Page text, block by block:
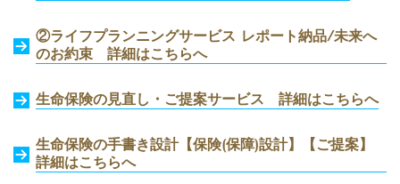
②ライフプランニングサービス レポート納品/未来へ
のお約束 詳細はこちらへ
生命保険の見直し・ご提案サービス 詳細はこちらへ
生命保険の手書き設計【保険(保障)設計】【ご提案】
詳細はこちらへ